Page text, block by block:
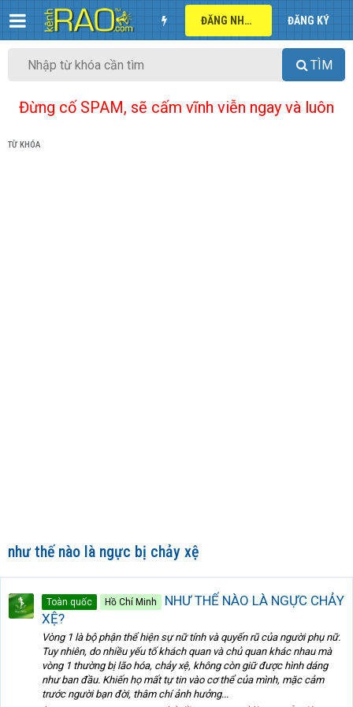
ĐĂNG NHẬP ĐĂNG KÝ
TÌM
Đừng cố SPAM, sẽ cấm vĩnh viễn ngay và luôn
TỪ KHÓA
như thế nào là ngực bị chảy xệ
Toàn quốc Hồ Chí Minh
NHƯ THẾ NÀO LÀ NGỰC CHẢY
XỆ?
Vòng 1 là bộ phận thể hiện sự nữ tính và quyến rũ của người phụ nữ.
Tuy nhiên, do nhiều yếu tố khách quan và chủ quan khác nhau mà
vòng 1 thường bị lão hóa, chảy xệ, không còn giữ được hình dáng
như ban đầu. Khiến họ mất tự tin vào cơ thể của mình, mặc cảm
trước người bạn đời, thâm chí ảnh hưởng...